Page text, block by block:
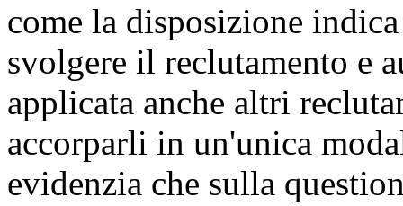
come la disposizione
svolgere il reclutamento e
applicata anche altri
accorparli in un'unica
evidenzia che sulla